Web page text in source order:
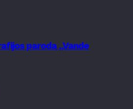
paroda „Vande